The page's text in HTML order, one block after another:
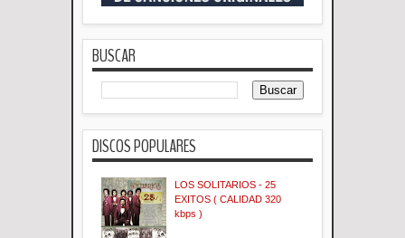
BUSCAR
DISCOS POPULARES
LOS SOLITARIOS - 25
EXITOS ( CALIDAD 320
kbps )